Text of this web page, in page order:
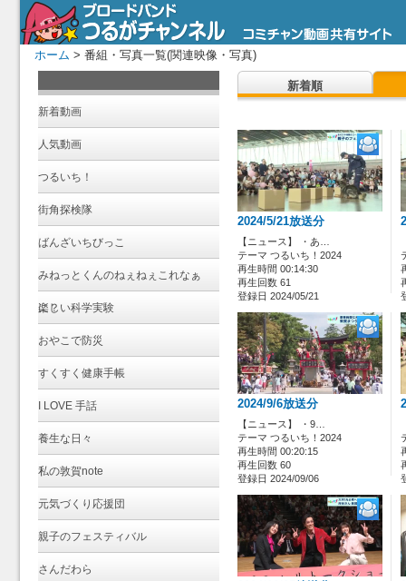
ホーム > 番組・写真一覧(関連映像・写真)
新着動画
人気動画
つるいち！
街角探検隊
ばんざいちびっこ
みねっとくんのねぇねぇこれなぁ
に？
楽しい科学実験
おやこで防災
すくすく健康手帳
I LOVE 手話
養生な日々
私の敦賀note
元気づくり応援団
親子のフェスティバル
さんだわら
新着順
2024/5/21放送分
【ニュース】 ・あ…
テーマ つるいち！2024
再生時間 00:14:30
再生回数 61
登録日 2024/05/21
2024/9/6放送分
【ニュース】 ・9…
テーマ つるいち！2024
再生時間 00:20:15
再生回数 60
登録日 2024/09/06